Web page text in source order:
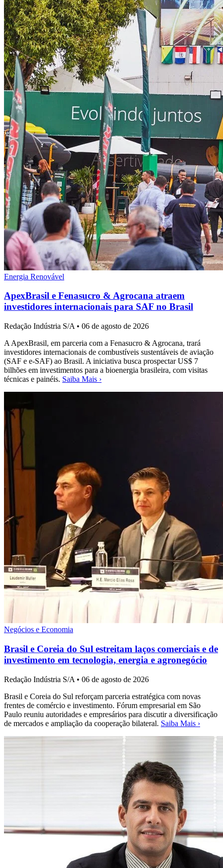
Energia Renovável
ApexBrasil e Fenasucro & Agrocana atraem
investidores internacionais para SAF no Brasil
Redação Indústria S/A • 06 de agosto de 2026
A ApexBrasil, em parceria com a Fenasucro & Agrocana, trará
investidores internacionais de combustíveis sustentáveis de aviação
(SAF e e-SAF) ao Brasil. A iniciativa busca prospectar US$ 7
bilhões em investimentos para a bioenergia brasileira, com visitas
técnicas e painéis. Saiba Mais ›
Negócios e Economia
Brasil e Coreia do Sul estreitam laços comerciais e de
investimento em tecnologia, energia e agronegócio
Redação Indústria S/A • 06 de agosto de 2026
Brasil e Coreia do Sul reforçam parceria estratégica com novas
frentes de comércio e investimento. Fórum empresarial em São
Paulo reuniu autoridades e empresários para discutir a diversificação
de mercados e ampliação da cooperação bilateral. Saiba Mais ›